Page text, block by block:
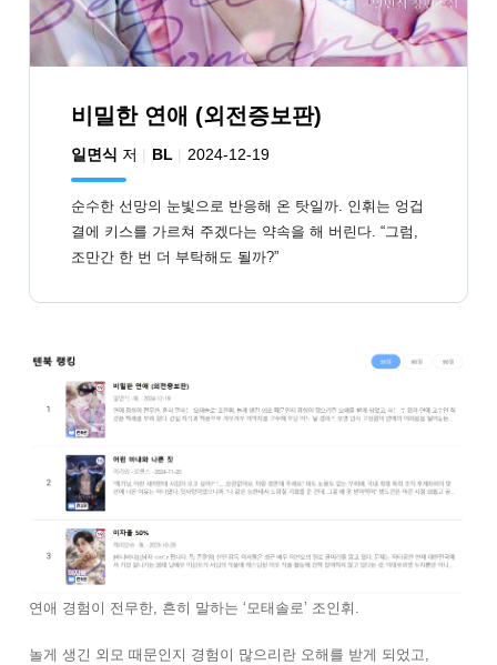
비밀한 연애 (외전증보판)
일면식 저 BL 2024-12-19
순수한 선망의 눈빛으로 반응해 온 탓일까. 인휘는 엉겁
결에 키스를 가르쳐 주겠다는 약속을 해 버린다. “그럼,
조만간 한 번 더 부탁해도 될까?”
연애 경험이 전무한, 흔히 말하는 ‘모태솔로’ 조인휘.
놀게 생긴 외모 때문인지 경험이 많으리란 오해를 받게 되었고,